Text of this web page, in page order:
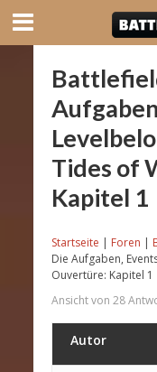
Tides of
Kapitel 1
Startseite | Foren |
Die Aufgaben,
Ouvertüre: Kapitel 1
Ansicht von 28
Autor